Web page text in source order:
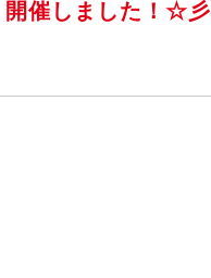
開催しました！☆彡